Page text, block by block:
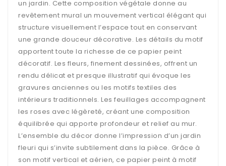
un jardin. Cette composition végétale donne au
revêtement mural un mouvement vertical élégant qui
structure visuellement l’espace tout en conservant
une grande douceur décorative. Les détails du motif
apportent toute la richesse de ce papier peint
décoratif. Les fleurs, finement dessinées, offrent un
rendu délicat et presque illustratif qui évoque les
gravures anciennes ou les motifs textiles des
intérieurs traditionnels. Les feuillages accompagnent
les roses avec légèreté, créant une composition
équilibrée qui apporte profondeur et relief au mur.
L’ensemble du décor donne l’impression d’un jardin
fleuri qui s’invite subtilement dans la pièce. Grâce à
son motif vertical et aérien, ce papier peint à motif